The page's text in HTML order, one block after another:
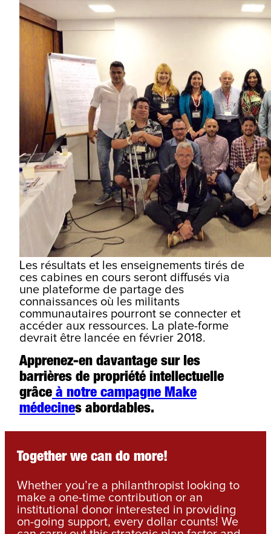
Les résultats et les enseignements tirés de
ces cabines en cours seront diffusés via
une plateforme de partage des
connaissances où les militants
communautaires pourront se connecter et
accéder aux ressources. La plate-forme
devrait être lancée en février 2018.
Apprenez-en davantage sur les
barrières de propriété intellectuelle
grâce à notre campagne Make
médecines abordables.
Together we can do more!
Whether you’re a philanthropist looking to
make a one-time contribution or an
institutional donor interested in providing
on-going support, every dollar counts! We